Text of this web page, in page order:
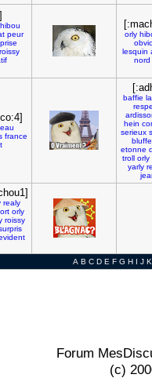
hibou
peur
roissy
orly
lesquin
nord
france
baffie
hein
serieux
bluffe
etonne
troll orly
yarly
realy
orly
roissy
A B C D E F G H I J K
Forum
(c)